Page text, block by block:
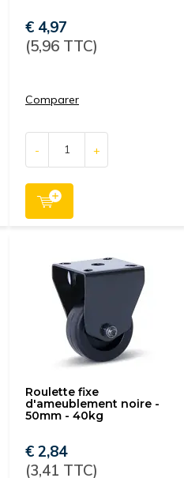
€ 4,97
(5,96 TTC)
Comparer
- +
Roulette fixe
d'ameublement noire -
50mm - 40kg
€ 2,84
(3,41 TTC)